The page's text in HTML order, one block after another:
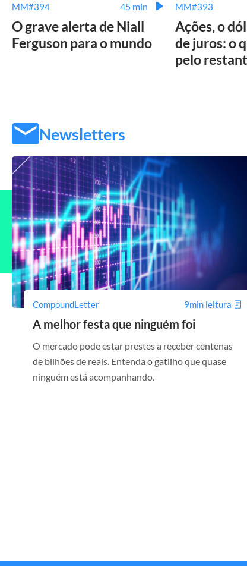
MM#394 45 min
O grave alerta de Niall
Ferguson para o mundo
MM#393
Ações, o
de juros: o
pelo
Newsletters
CompoundLetter 9min leitura
A melhor festa que ninguém foi
O mercado pode estar prestes a receber centenas
de bilhões de reais. Entenda o gatilho que quase
ninguém está acompanhando.